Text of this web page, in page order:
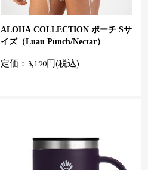
ALOHA COLLECTION ポーチ Sサ
イズ（Luau Punch/Nectar）
定価：3,190円(税込)